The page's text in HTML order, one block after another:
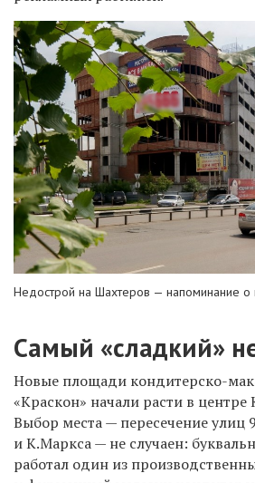
Недострой на Шахтеров — напоминание о
Самый «сладкий»
Новые площади кондитерско-
«Краскон» начали расти в центре
Выбор места — пересечение улиц
и К.Маркса — не случаен:
работал один из